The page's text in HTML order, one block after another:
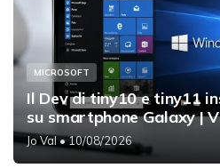
MICROSOFT
Il Dev di tiny10 e tiny11
su smartphone Galaxy |
Jo Val• 10/08/2026